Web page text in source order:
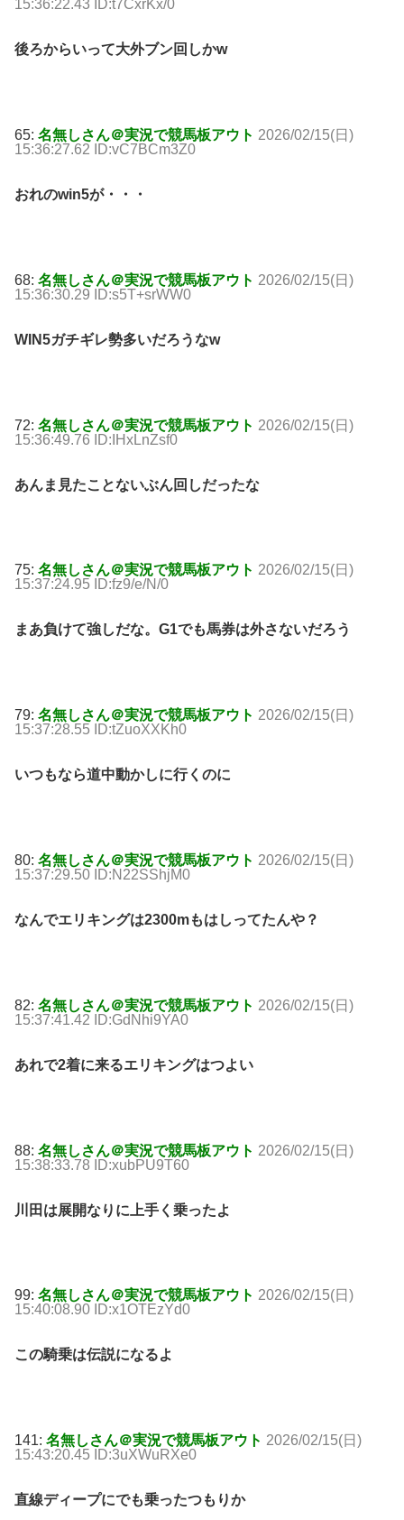
15:36:22.43 ID:t7CxrKx/0
後ろからいって大外ブン回しかw
65: 名無しさん＠実況で競馬板アウト 2026/02/15(日)
15:36:27.62 ID:vC7BCm3Z0
おれのwin5が・・・
68: 名無しさん＠実況で競馬板アウト 2026/02/15(日)
15:36:30.29 ID:s5T+srWW0
WIN5ガチギレ勢多いだろうなw
72: 名無しさん＠実況で競馬板アウト 2026/02/15(日)
15:36:49.76 ID:IHxLnZsf0
あんま見たことないぶん回しだったな
75: 名無しさん＠実況で競馬板アウト 2026/02/15(日)
15:37:24.95 ID:fz9/e/N/0
まあ負けて強しだな。G1でも馬券は外さないだろう
79: 名無しさん＠実況で競馬板アウト 2026/02/15(日)
15:37:28.55 ID:tZuoXXKh0
いつもなら道中動かしに行くのに
80: 名無しさん＠実況で競馬板アウト 2026/02/15(日)
15:37:29.50 ID:N22SShjM0
なんでエリキングは2300mもはしってたんや？
82: 名無しさん＠実況で競馬板アウト 2026/02/15(日)
15:37:41.42 ID:GdNhi9YA0
あれで2着に来るエリキングはつよい
88: 名無しさん＠実況で競馬板アウト 2026/02/15(日)
15:38:33.78 ID:xubPU9T60
川田は展開なりに上手く乗ったよ
99: 名無しさん＠実況で競馬板アウト 2026/02/15(日)
15:40:08.90 ID:x1OTEzYd0
この騎乗は伝説になるよ
141: 名無しさん＠実況で競馬板アウト 2026/02/15(日)
15:43:20.45 ID:3uXWuRXe0
直線ディープにでも乗ったつもりか